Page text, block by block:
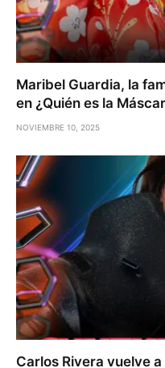
Maribel Guardia, la
en ¿Quién es la
NOVIEMBRE 10, 2025
Carlos Rivera vuelve